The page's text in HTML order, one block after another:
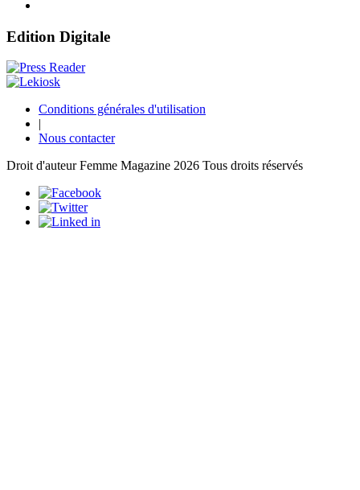
Edition Digitale
Conditions générales d'utilisation
|
Nous contacter
Droit d'auteur Femme Magazine 2026 Tous droits réservés